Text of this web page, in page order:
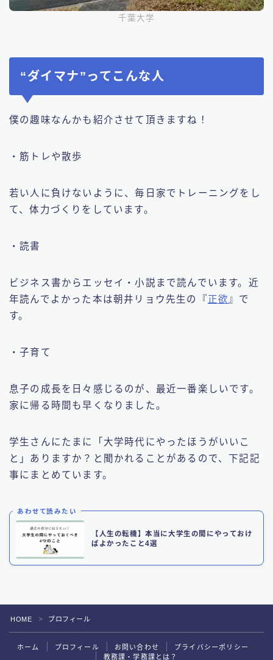
千葉大学
“ダイマナ”ってこんな人
僕の趣味なんかも紹介させて頂きますね！
・筋トレや散歩
若い人に負けないように、毎日家でトレーニングをし
て、体力づくりをしています。
・読書
ビジネス書からエッセイ・小説まで読んでいます。近
年読んでよかった本は朝井リョウ先生の『正欲 』で
す。
・子育て
息子の成長を日々感じるのが、最近一番楽しいです。
家に帰る時間も早くなりました。
学生さんにたまに「大学時代にやったほうがいいこ
と」ありますか？と聞かれることがあるので、下記記
事にまとめています。
あわせて読みたい
【人生の転機】本当に大学生の間にやっておけ
ばよかったこと4選
HOME ＞ プロフィール
ホーム プロフィール お問い合わせ
プライバシーポリシー
教務課・学務課とは？